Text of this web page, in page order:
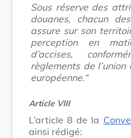
Sous réserve des
douanes, chacun
assure sur son
perception en
d’accises,
règlements de l’union
européenne.“
Article VIII
L’article 8 de la
ainsi rédigé: